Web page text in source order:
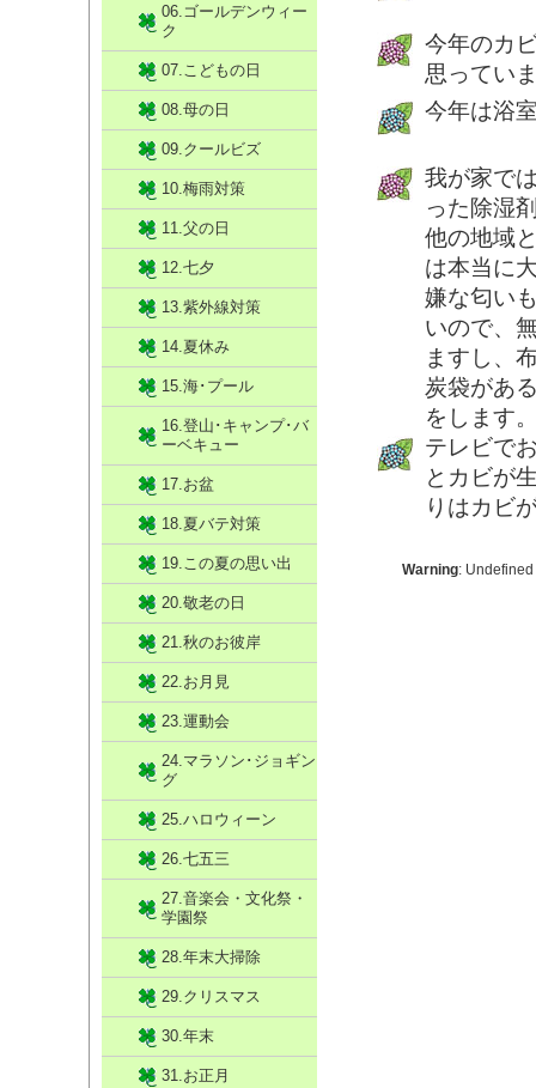
今年のカ
思ってい
今年は浴
我が家で
った除湿
他の地域
は本当に
嫌な匂い
いので、
ますし、
炭袋があ
をします
テレビで
とカビが
りはカビ
Warning:
06.ゴールデンウィー
ク
07.こどもの日
08.母の日
09.クールビズ
10.梅雨対策
11.父の日
12.七夕
13.紫外線対策
14.夏休み
15.海･プール
16.登山･キャンプ･バ
ーベキュー
17.お盆
18.夏バテ対策
19.この夏の思い出
20.敬老の日
21.秋のお彼岸
22.お月見
23.運動会
24.マラソン･ジョギン
グ
25.ハロウィーン
26.七五三
27.音楽会・文化祭・
学園祭
28.年末大掃除
29.クリスマス
30.年末
31.お正月